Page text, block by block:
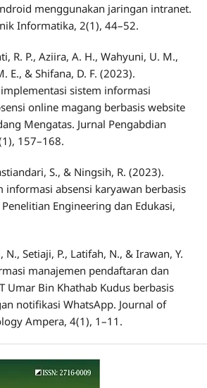
menggunakan jaringan intranet.
Informatika, 2(1), 44–52.
R. P., Aziira, A. H., Wahyuni, U. M.,
E., & Shifana, D. F. (2023).
sistem informasi
online magang berbasis website
Mengatas. Jurnal Pengabdian
157–168.
S., & Ningsih, R. (2023).
informasi absensi karyawan berbasis
Penelitian Engineering dan Edukasi,
N., Setiaji, P., Latifah, N., & Irawan, Y.
manajemen pendaftaran dan
Umar Bin Khathab Kudus berbasis
notifikasi WhatsApp. Journal of
Ampera, 4(1), 1–11.